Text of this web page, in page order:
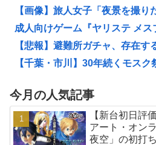
【画像】旅人女子「夜景を撮り
成人向けゲーム『ヤリステ メス
【悲報】避難所ガチャ、存在す
【千葉・市川】30年続くモスク
今月の人気記事
【新台初日評
アート・オン
夜空」の初打